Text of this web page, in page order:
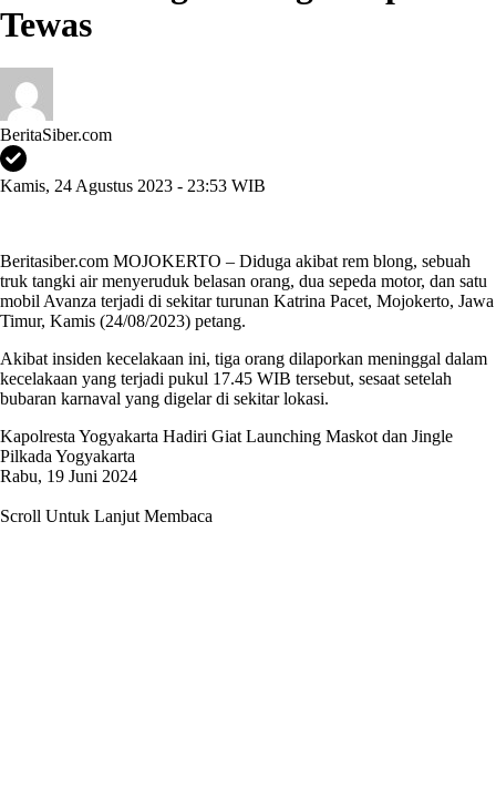
Tewas
BeritaSiber.com
Kamis, 24 Agustus 2023 - 23:53 WIB
Beritasiber.com MOJOKERTO – Diduga akibat rem blong, sebuah
truk tangki air menyeruduk belasan orang, dua sepeda motor, dan satu
mobil Avanza terjadi di sekitar turunan Katrina Pacet, Mojokerto, Jawa
Timur, Kamis (24/08/2023) petang.
Akibat insiden kecelakaan ini, tiga orang dilaporkan meninggal dalam
kecelakaan yang terjadi pukul 17.45 WIB tersebut, sesaat setelah
bubaran karnaval yang digelar di sekitar lokasi.
Kapolresta Yogyakarta Hadiri Giat Launching Maskot dan Jingle
Pilkada Yogyakarta
Rabu, 19 Juni 2024
Scroll Untuk Lanjut Membaca